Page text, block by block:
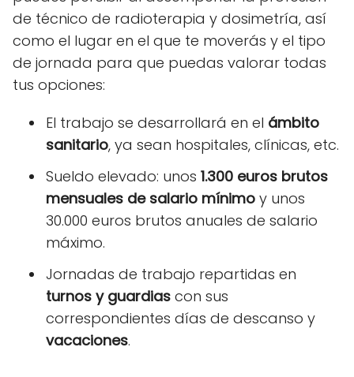
de técnico de radioterapia y dosimetría, así
como el lugar en el que te moverás y el tipo
de jornada para que puedas valorar todas
tus opciones:
El trabajo se desarrollará en el ámbito
sanitario, ya sean hospitales, clínicas, etc.
Sueldo elevado: unos 1.300 euros brutos
mensuales de salario mínimo y unos
30.000 euros brutos anuales de salario
máximo.
Jornadas de trabajo repartidas en
turnos y guardias con sus
correspondientes días de descanso y
vacaciones.